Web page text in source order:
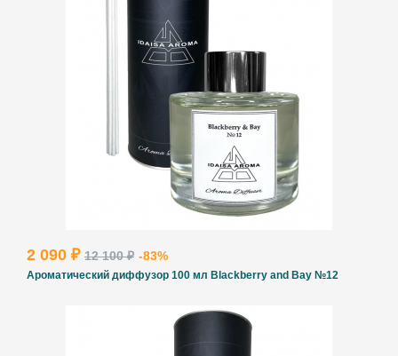
2 090 ₽ 12 100 ₽ -83%
Ароматический диффузор 100 мл Blackberry and Bay №12